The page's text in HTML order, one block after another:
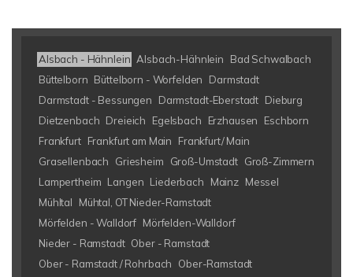
Alsbach - Hähnlein Alsbach-Hähnlein
Bad Schwalbach
Büttelborn Büttelborn - Worfelden
Darmstadt
Darmstadt - Bessungen
Darmstadt-Eberstadt Dieburg
Dietzenbach Dreieich Egelsbach Erzhausen
Eschborn
Frankfurt Frankfurt am Main
Frankfurt/ Main
Grasellenbach
Griesheim Groß-Umstadt Groß-Zimmern
Lampertheim Langen Liederbach Mainz Messel
Mühltal
Mühtal, OT Nieder-Ramstadt
Mörfelden - Walldorf Mörfelden-Walldorf
Nieder - Ramstadt Ober - Ramstadt
Ober - Ramstadt / Rohrbach
Ober-Ramstadt